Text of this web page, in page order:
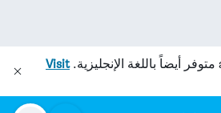
متوفر أيضاً باللغة الإنجليزية.Visit